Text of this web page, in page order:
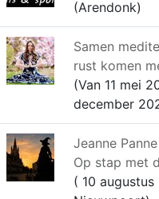
(Arendonk)
Samen
rust komen
(Van 11 mei
december
Jeanne
Op stap met
( 10 augustus